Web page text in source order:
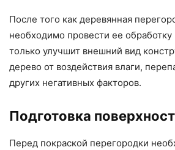
После того как деревянная
необходимо провести ее обработку
только улучшит внешний вид
дерево от воздействия влаги,
других негативных факторов.
Подготовка
Перед покраской перегородки